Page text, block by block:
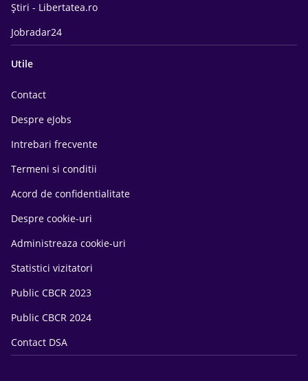
Știri - Libertatea.ro
Jobradar24
Utile
Contact
Despre eJobs
Intrebari frecvente
Termeni si conditii
Acord de confidentialitate
Despre cookie-uri
Administreaza cookie-uri
Statistici vizitatori
Public CBCR 2023
Public CBCR 2024
Contact DSA